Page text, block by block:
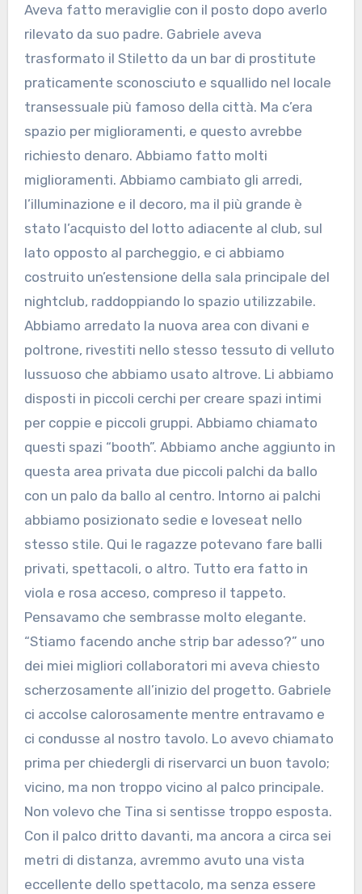
Aveva fatto meraviglie con il posto dopo averlo
rilevato da suo padre. Gabriele aveva
trasformato il Stiletto da un bar di prostitute
praticamente sconosciuto e squallido nel locale
transessuale più famoso della città. Ma c’era
spazio per miglioramenti, e questo avrebbe
richiesto denaro. Abbiamo fatto molti
miglioramenti. Abbiamo cambiato gli arredi,
l’illuminazione e il decoro, ma il più grande è
stato l’acquisto del lotto adiacente al club, sul
lato opposto al parcheggio, e ci abbiamo
costruito un’estensione della sala principale del
nightclub, raddoppiando lo spazio utilizzabile.
Abbiamo arredato la nuova area con divani e
poltrone, rivestiti nello stesso tessuto di velluto
lussuoso che abbiamo usato altrove. Li abbiamo
disposti in piccoli cerchi per creare spazi intimi
per coppie e piccoli gruppi. Abbiamo chiamato
questi spazi “booth”. Abbiamo anche aggiunto in
questa area privata due piccoli palchi da ballo
con un palo da ballo al centro. Intorno ai palchi
abbiamo posizionato sedie e loveseat nello
stesso stile. Qui le ragazze potevano fare balli
privati, spettacoli, o altro. Tutto era fatto in
viola e rosa acceso, compreso il tappeto.
Pensavamo che sembrasse molto elegante.
“Stiamo facendo anche strip bar adesso?” uno
dei miei migliori collaboratori mi aveva chiesto
scherzosamente all’inizio del progetto. Gabriele
ci accolse calorosamente mentre entravamo e
ci condusse al nostro tavolo. Lo avevo chiamato
prima per chiedergli di riservarci un buon tavolo;
vicino, ma non troppo vicino al palco principale.
Non volevo che Tina si sentisse troppo esposta.
Con il palco dritto davanti, ma ancora a circa sei
metri di distanza, avremmo avuto una vista
eccellente dello spettacolo, ma senza essere